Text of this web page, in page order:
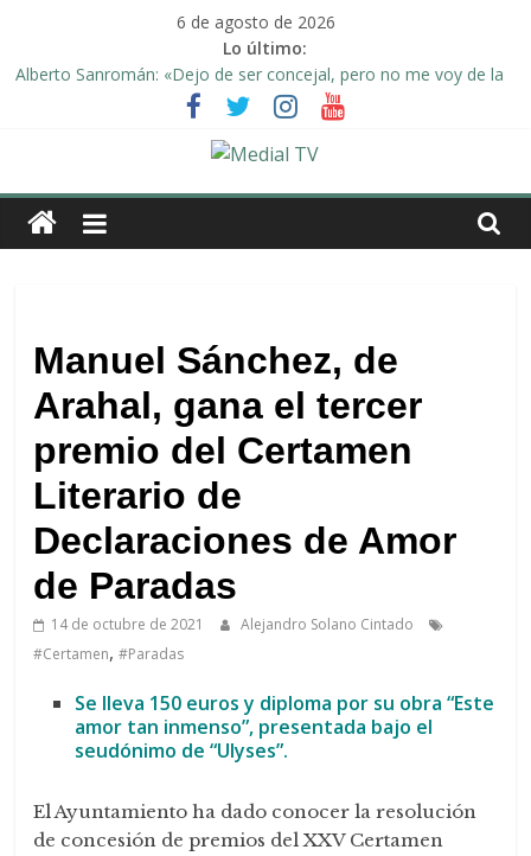
contenido
6 de agosto de 2026
Lo último:
Alberto Sanromán: «Dejo de ser concejal, pero no me voy de la
Deporte y solidaridad, de la mano una vez más en Arahal
El emotivo agradecimiento de la familia afectada por el incendio
Convocado nuevo pleno ordinario del Ayuntamiento de Arahal
Una Plataforma de Morón pide unión a los pueblos de la
comarca para evitar la planta de biogás en término de Arahal
Medial
TV
diario
digital
televisión
Arahal
Manuel Sánchez, de
Arahal, gana el tercer
premio del Certamen
Literario de
Declaraciones de Amor
de Paradas
14 de octubre de 2021
Alejandro Solano Cintado
#Certamen,#Paradas
Se lleva 150 euros y diploma por su obra “Este
amor tan inmenso”, presentada bajo el
seudónimo de “Ulyses”.
El Ayuntamiento ha dado conocer la resolución
de concesión de premios del XXV Certamen